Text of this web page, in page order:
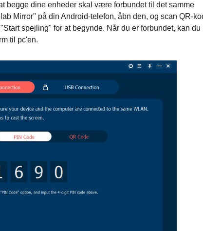
begge dine enheder skal være forbundet til det samme
Mirror" på din Android-telefon, åbn den, og scan QR-
spejling" for at begynde. Når du er forbundet, kan du
til pc'en.